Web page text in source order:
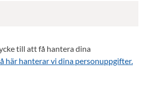
till att få hantera dina
här hanterar vi dina personuppgifter.